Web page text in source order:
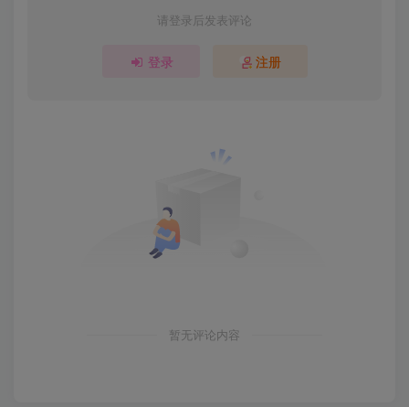
请登录后发表评论
登录 注册
暂无评论内容